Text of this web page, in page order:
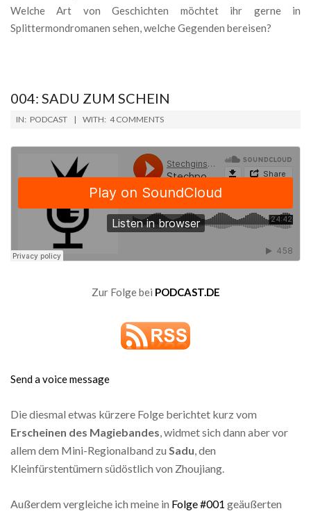
Welche Art von Geschichten möchtet ihr gerne in
Splittermondromanen sehen, welche Gegenden bereisen?
004: SADU ZUM SCHEIN
2018-
22
IN: PODCAST WITH: 4 COMMENTS
Zur Folge bei PODCAST.DE
Send a voice message
Die diesmal etwas kürzere Folge berichtet kurz vom
Erscheinen des Magiebandes, widmet sich dann aber vor
allem dem Mini-Regionalband zu Sadu, den
Kleinfürstentümern südöstlich von Zhoujiang.
Außerdem vergleiche ich meine in Folge #001 geäußerten